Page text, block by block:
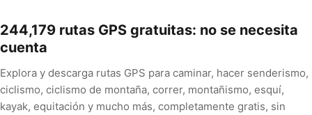
244,179 rutas GPS gratuitas: no se necesita
cuenta
Explora y descarga rutas GPS para caminar, hacer senderismo,
ciclismo, ciclismo de montaña, correr, montañismo, esquí,
kayak, equitación y mucho más, completamente gratis, sin